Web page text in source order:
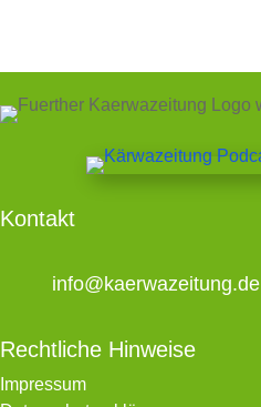
Kontakt
info@kaerwazeitung.de
Rechtliche Hinweise
Impressum